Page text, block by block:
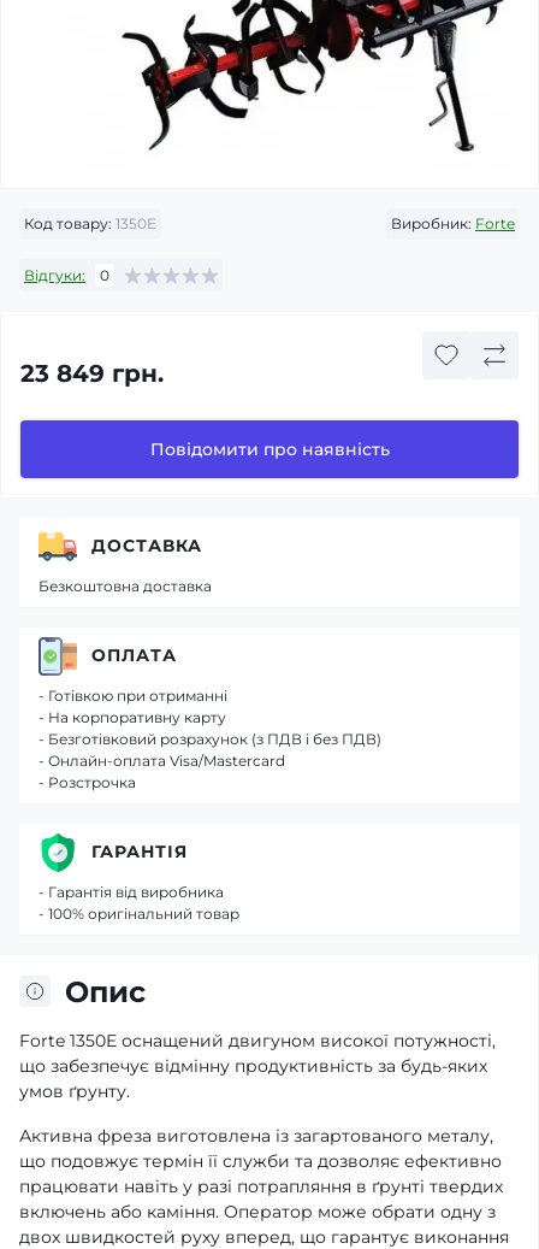
Код товару: 1350E Виробник: Forte
Відгуки: 0
23 849 грн.
Повідомити про наявність
Опис
Forte 1350E оснащений двигуном високої потужності,
що забезпечує відмінну продуктивність за будь-яких
умов ґрунту.
Активна фреза виготовлена із загартованого металу,
що подовжує термін її служби та дозволяє ефективно
працювати навіть у разі потрапляння в ґрунті твердих
включень або каміння. Оператор може обрати одну з
двох швидкостей руху вперед, що гарантує виконання
ДОСТАВКА
Безкоштовна доставка
ОПЛАТА
- Готівкою при отриманні
- На корпоративну карту
- Безготівковий розрахунок (з ПДВ і без ПДВ)
- Онлайн-оплата Visa/Mastercard
- Розстрочка
ГАРАНТІЯ
- Гарантія від виробника
- 100% оригінальний товар